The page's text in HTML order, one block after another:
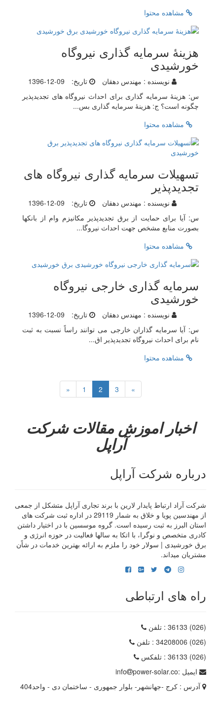
مشاهده محتوا
هزینۀ سرمایه گذاری نیروگاه
خورشیدی
نویسنده : مهندس دهقان تاریخ:
1396-12-09
س: هزینۀ سرمایه گذاری برای احداث نیروگاه های تجدیدپذیر
چگونه است؟ ج: هزینۀ سرمایه گذاری بس...
مشاهده محتوا
تسهیلات سرمایه گذاری نیروگاه های
تجدیدپذیر
نویسنده : مهندس دهقان تاریخ:
1396-12-09
س: آیا برای حمایت از برق تجدیدپذیر مکانیزم وام از بانکها
بصورت منابع مشخص جهت احداث نیروگا...
مشاهده محتوا
سرمایه گذاری خارجی نیروگاه
خورشیدی
نویسنده : مهندس دهقان تاریخ:
1396-12-09
س: آیا سرمایه گذاران خارجی می توانند راساً نسبت به ثبت
نام برای احداث نیروگاه تجدیدپذیر اق...
مشاهده محتوا
« 1 2 3 »
اخبار اموزش مقالات شرکت
آراپل
درباره شرکت آراپل
شرکت آراد ارتباط پایدار لارین با برند تجاری آراپل متشکل از جمعی
از مهندسین پویا و خلاق به شمار 29119 در اداره ثبت شرکت های
استان البرز به ثبت رسیده است. گروه موسسین با در اختیار داشتن
کادری متخصص و نوگرا، با اتکا به سالها فعالیت در حوزه انرژی و
برق خورشیدی | سولار خود را ملزم به ارائه بهترین خدمات در شاًن
مشتریان میداند.
راه های ارتباطی
(026) 36133
: تلفن
(026) 34208006
: تلفن
(026) 36133
: تلفکس
ایمیل :
info
power-solar.co
آدرس : کرج -جهانشهر- بلوار جمهوری - ساختمان دی - واحد404